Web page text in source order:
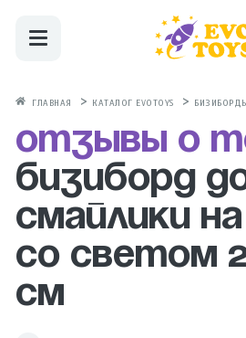
ГЛАВНАЯ КАТАЛОГ EVOTOYS БИЗИБОРДЫ
Отзывы о
Бизиборд
Смайлики
со светом
см